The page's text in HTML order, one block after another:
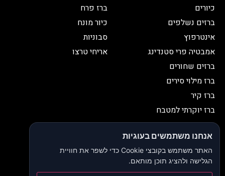
כיורים
ברזים נשלפים
אינטרפוץ
אמבטיה פרי סטנדינג
ברזים שחורים
ברז מילוי סירים
ברז קיר
ברז יוקרתי למטבח
ברז פרח
כיור מונח
סבוניות
אריחי טרצו
יצירת קשר
03-9335335
052-2653038
sbeiruty@gmail.com
אולם תצוגה:דרך האורנים 23, רינתיה
אנחנו משתמשים בעוגיות
האתר משתמש בקובצי Cookie כדי לשפר את חוויית
הגלישה ולהציג תוכן מותאם.